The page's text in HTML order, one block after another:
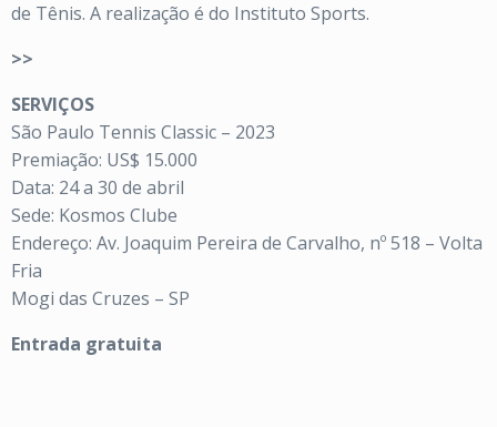
de Tênis. A realização é do Instituto Sports.
>>
SERVIÇOS
São Paulo Tennis Classic – 2023
Premiação: US$ 15.000
Data: 24 a 30 de abril
Sede: Kosmos Clube
Endereço: Av. Joaquim Pereira de Carvalho, nº 518 – Volta
Fria
Mogi das Cruzes – SP
Entrada gratuita